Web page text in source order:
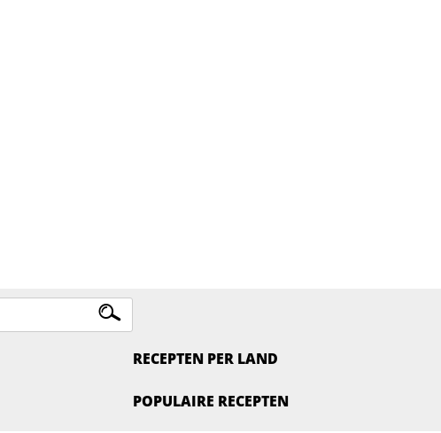
RECEPTEN PER LAND
POPULAIRE RECEPTEN